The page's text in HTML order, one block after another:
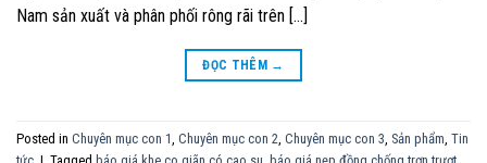
Nam sản xuất và phân phối rông rãi trên […]
ĐỌC THÊM →
Posted in Chuyên mục con 1, Chuyên mục con 2, Chuyên mục con 3, Sản phẩm, Tin